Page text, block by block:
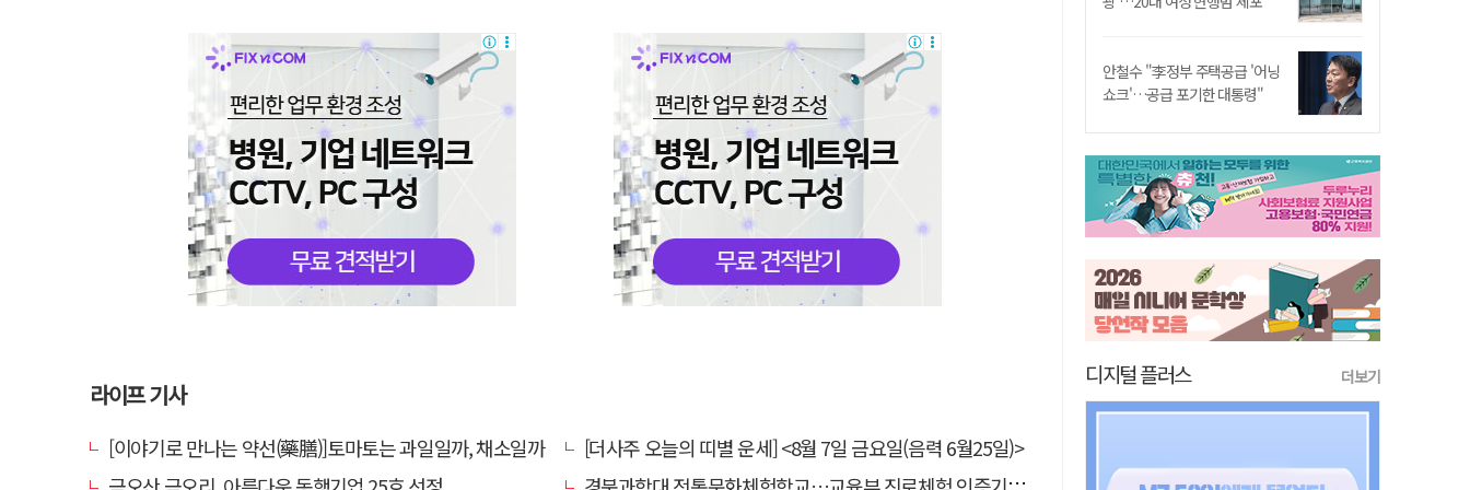
라이프 기사
[이야기로 만나는 약선(藥膳)]토마토는 과일일까, 채소일까
[더사주 오늘의 띠별 운세] <8월 7일 금요일(음력 6월25일)>
안철수 "李정부 주택공급 '어닝
쇼크'…공급 포기한 대통령"
디지털 플러스 더보기